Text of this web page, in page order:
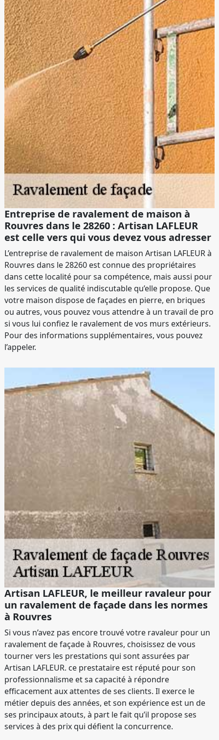
Entreprise de ravalement de maison à
Rouvres dans le 28260 : Artisan LAFLEUR
est celle vers qui vous devez vous adresser
L’entreprise de ravalement de maison Artisan LAFLEUR à
Rouvres dans le 28260 est connue des propriétaires
dans cette localité pour sa compétence, mais aussi pour
les services de qualité indiscutable qu’elle propose. Que
votre maison dispose de façades en pierre, en briques
ou autres, vous pouvez vous attendre à un travail de pro
si vous lui confiez le ravalement de vos murs extérieurs.
Pour des informations supplémentaires, vous pouvez
l’appeler.
Artisan LAFLEUR, le meilleur ravaleur pour
un ravalement de façade dans les normes
à Rouvres
Si vous n’avez pas encore trouvé votre ravaleur pour un
ravalement de façade à Rouvres, choisissez de vous
tourner vers les prestations qui sont assurées par
Artisan LAFLEUR. ce prestataire est réputé pour son
professionnalisme et sa capacité à répondre
efficacement aux attentes de ses clients. Il exerce le
métier depuis des années, et son expérience est un de
ses principaux atouts, à part le fait qu’il propose ses
services à des prix qui défient la concurrence.